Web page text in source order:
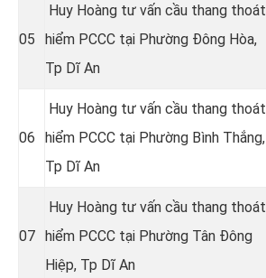
05
Huy Hoàng tư vấn cầu thang thoát
hiểm PCCC tại Phường Đông Hòa,
Tp Dĩ An
06
Huy Hoàng tư vấn cầu thang thoát
hiểm PCCC tại Phường Bình Thắng,
Tp Dĩ An
07
Huy Hoàng tư vấn cầu thang thoát
hiểm PCCC tại Phường Tân Đông
Hiệp, Tp Dĩ An